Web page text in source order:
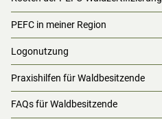
PEFC in meiner Region
Logonutzung
Praxishilfen für Waldbesitzende
FAQs für Waldbesitzende